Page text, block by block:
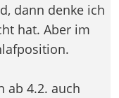
dann denke ich
hat. Aber im
ab 4.2. auch